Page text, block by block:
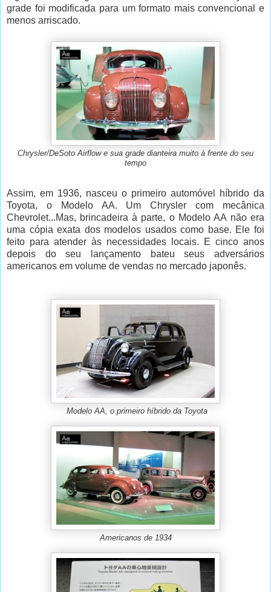
grade foi modificada para um formato mais convencional e
menos arriscado.
Chrysler/DeSoto Airflow e sua grade dianteira muito à frente do seu
tempo
Assim, em 1936, nasceu o primeiro automóvel híbrido da
Toyota, o Modelo AA. Um Chrysler com mecânica
Chevrolet...Mas, brincadeira à parte, o Modelo AA não era
uma cópia exata dos modelos usados como base. Ele foi
feito para atender às necessidades locais. E cinco anos
depois do seu lançamento bateu seus adversários
americanos em volume de vendas no mercado japonês.
Modelo AA, o primeiro híbrido da Toyota
Americanos de 1934